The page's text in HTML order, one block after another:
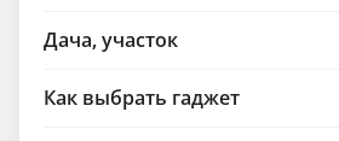
Дача, участок
Как выбрать гаджет